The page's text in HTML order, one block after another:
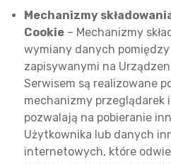
Mechanizmy
Cookie – Mechanizmy
wymiany danych pomiędzy
zapisywanymi na
Serwisem są realizowane
mechanizmy
pozwalają na pobieranie
Użytkownika lub danych
internetowych, które